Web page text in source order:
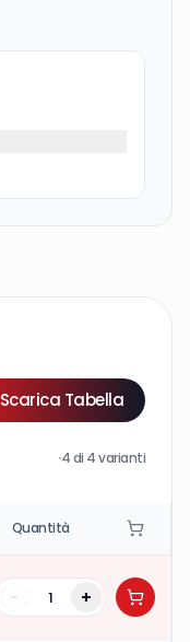
Scarica Tabella
·4di 4varianti
Quantità
- +